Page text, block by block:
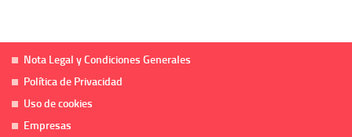
Nota Legal y Condiciones Generales
Política de Privacidad
Uso de cookies
Empresas